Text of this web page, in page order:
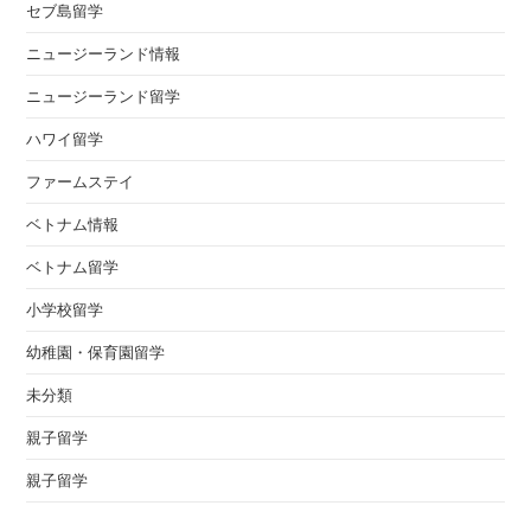
セブ島留学
ニュージーランド情報
ニュージーランド留学
ハワイ留学
ファームステイ
ベトナム情報
ベトナム留学
小学校留学
幼稚園・保育園留学
未分類
親子留学
親子留学